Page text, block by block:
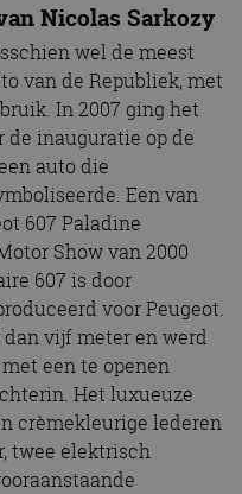
Nicolas Sarkozy
wel de meest
van de Republiek, met
In 2007 ging het
de inauguratie op de
auto die
Een van
607 Paladine
Show van 2000
607 is door
voor Peugeot.
vijf meter en werd
een te openen
Het luxueuze
crèmekleurige lederen
twee elektrisch